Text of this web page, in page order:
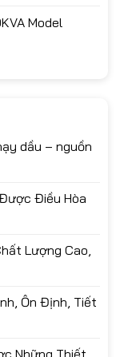
Model
dầu – nguồn
Điều Hòa
Lượng Cao,
Ổn Định, Tiết
Những Thiết